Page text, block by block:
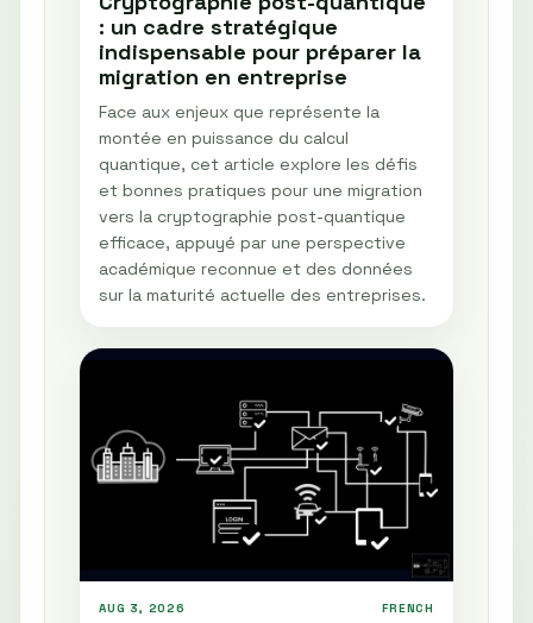
: un cadre stratégique
indispensable pour préparer la
migration en entreprise
Face aux enjeux que représente la
montée en puissance du calcul
quantique, cet article explore les défis
et bonnes pratiques pour une migration
vers la cryptographie post-quantique
efficace, appuyé par une perspective
académique reconnue et des données
sur la maturité actuelle des entreprises.
AUG 3, 2026 FRENCH